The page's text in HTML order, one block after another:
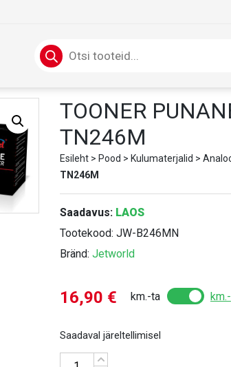
Products
search
TOONER
TN246M
Esileht> Pood > Kulumaterjalid >
TN246M
Saadavus: LAOS
Tootekood: JW-B246MN
Bränd: Jetworld
16,90 € km.-ta
Saadaval järeltellimisel
Kogus